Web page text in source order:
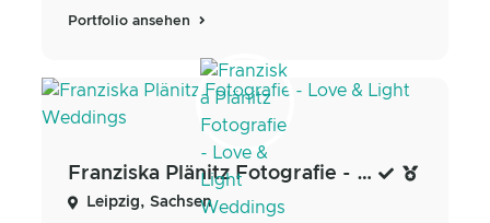
Portfolio ansehen
Franziska Plänitz Fotografie - Love & Light Weddings
Leipzig, Sachsen